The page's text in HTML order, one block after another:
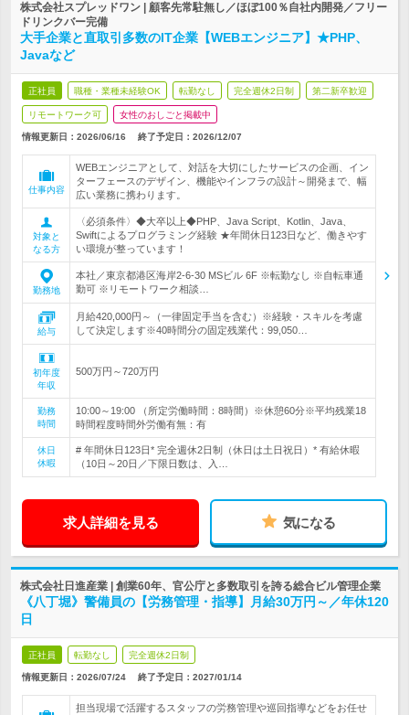
株式会社スプレッドワン | 顧客先常駐無し／ほぼ100％自社内開発／フリー
ドリンクバー完備
大手企業と直取引多数のIT企業【WEBエンジニア】★PHP、
Javaなど
正社員 職種・業種未経験OK 転勤なし 完全週休2日制 第二新卒歓迎
リモートワーク可 女性のおしごと掲載中
情報更新日：2026/06/16 終了予定日： 2026/12/07
仕事内容
WEBエンジニアとして、対話を大切にしたサービスの企画、イン
ターフェースのデザイン、機能やインフラの設計～開発まで、幅
広い業務に携わります。
対象と
なる方
〈必須条件〉◆大卒以上◆PHP、Java Script、Kotlin、Java、
Swiftによるプログラミング経験 ★年間休日123日など、働きやす
い環境が整っています！
勤務地
本社／東京都港区海岸2-6-30 MSビル 6F ※転勤なし ※自転車通
勤可 ※リモートワーク相談…
給与
月給420,000円～（一律固定手当を含む）※経験・スキルを考慮
して決定します※40時間分の固定残業代：99,050…
初年度
年収
500万円～720万円
勤務
時間
10:00～19:00 （所定労働時間：8時間）※休憩60分※平均残業18
時間程度時間外労働有無：有
休日
休暇
# 年間休日123日* 完全週休2日制（休日は土日祝日）* 有給休暇
（10日～20日／下限日数は、入…
求人詳細を見る 気になる
株式会社日進産業 | 創業60年、官公庁と多数取引を誇る総合ビル管理企業
《八丁堀》警備員の【労務管理・指導】月給30万円～／年休120
日
正社員 転勤なし 完全週休2日制
情報更新日：2026/07/24 終了予定日： 2027/01/14
担当現場で活躍するスタッフの労務管理や巡回指導などをお任せ